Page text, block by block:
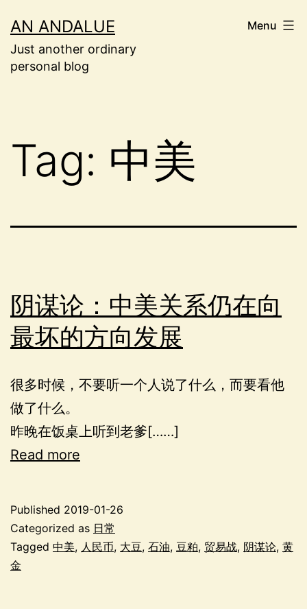
to
content
AN ANDALUE
Just another ordinary
personal blog
Menu
Tag: 中美
阴谋论：中美关系仍在向
最坏的方向发展
很多时候，不要听一个人说了什么，而要看他
做了什么。
昨晚在饭桌上听到老爹[……]
Read more
Published 2019-01-26
Categorized as 日常
Tagged 中美, 人民币, 大豆, 石油, 豆粕, 贸易战, 阴谋论, 黄
金